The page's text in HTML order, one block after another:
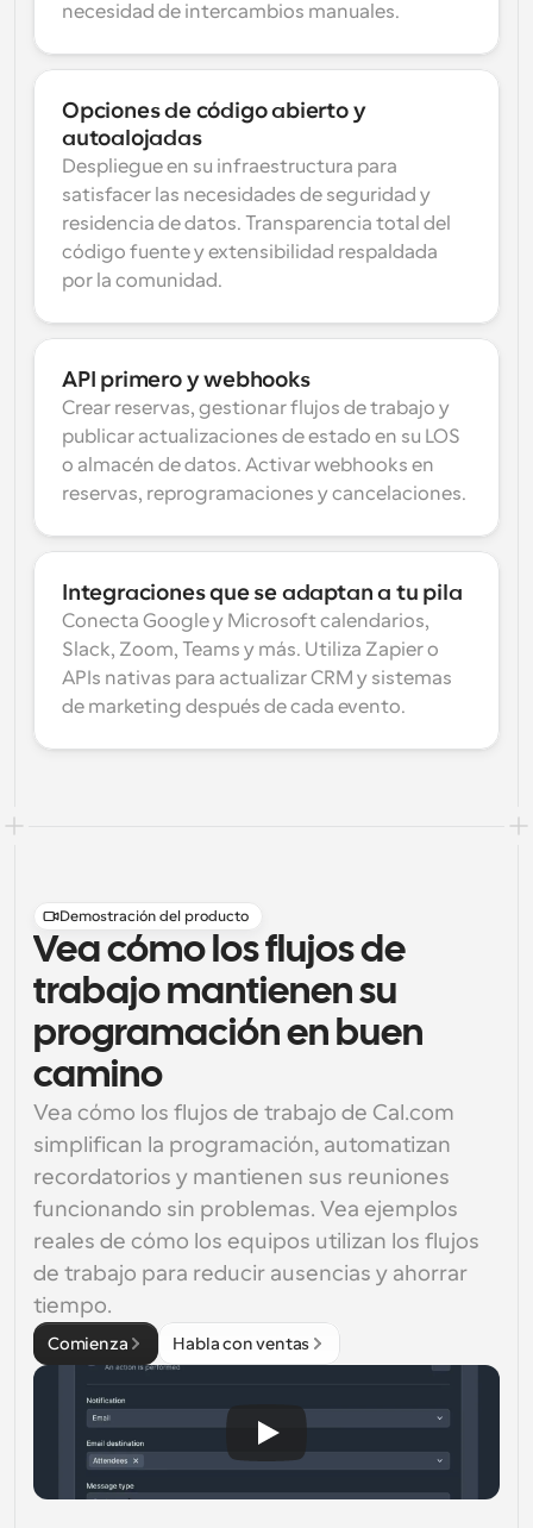
necesidad de intercambios manuales.
Opciones de código abierto y
autoalojadas
Despliegue en su infraestructura para
satisfacer las necesidades de seguridad y
residencia de datos. Transparencia total del
código fuente y extensibilidad respaldada
por la comunidad.
API primero y webhooks
Crear reservas, gestionar flujos de trabajo y
publicar actualizaciones de estado en su LOS
o almacén de datos. Activar webhooks en
reservas, reprogramaciones y cancelaciones.
Integraciones que se adaptan a tu pila
Conecta Google y Microsoft calendarios,
Slack, Zoom, Teams y más. Utiliza Zapier o
APIs nativas para actualizar CRM y sistemas
de marketing después de cada evento.
Demostración del producto
Vea cómo los flujos de
trabajo mantienen su
programación en buen
camino
Vea cómo los flujos de trabajo de Cal.com
simplifican la programación, automatizan
recordatorios y mantienen sus reuniones
funcionando sin problemas. Vea ejemplos
reales de cómo los equipos utilizan los flujos
de trabajo para reducir ausencias y ahorrar
tiempo.
Comienza Habla con ventas